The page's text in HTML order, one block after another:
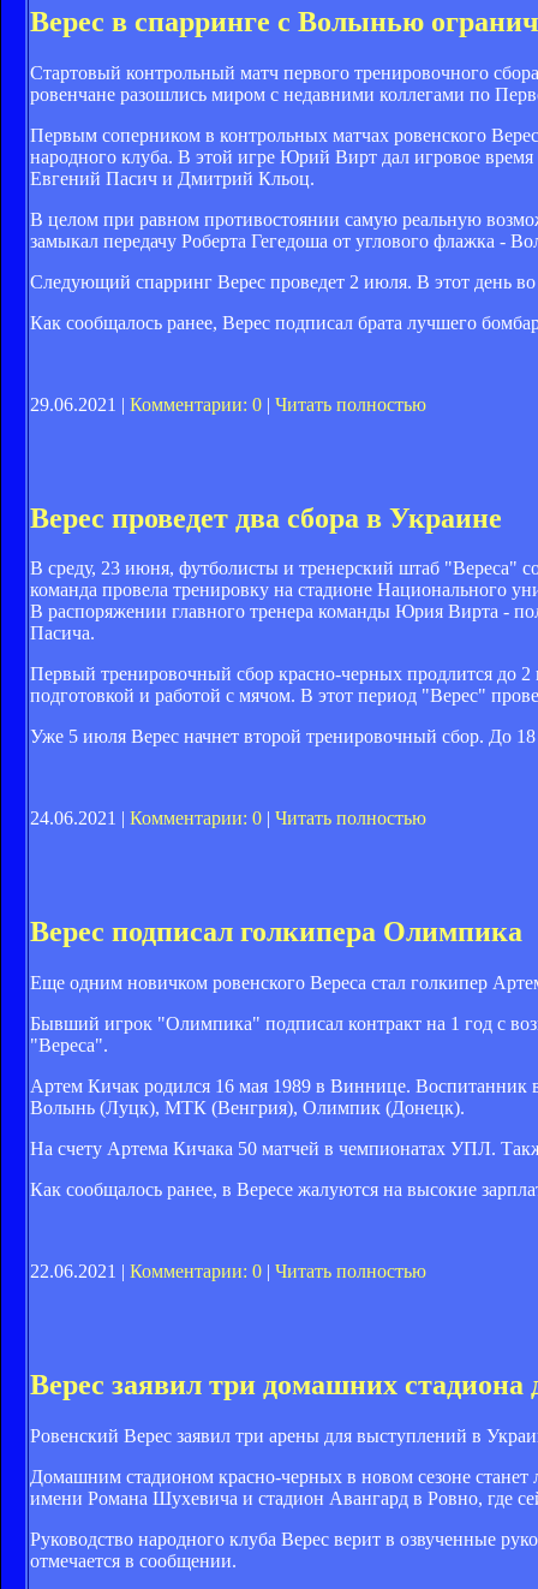
Верес в спарринге с Волынью
Стартовый контрольный матч первого тренировочного
ровенчане разошлись миром с недавними коллегами по
Первым соперником в контрольных матчах ровенского
народного клуба. В этой игре Юрий Вирт дал игровое
Евгений Пасич и Дмитрий Кльоц.
В целом при равном противостоянии самую реальную
замыкал передачу Роберта Гегедоша от углового флажка -
Следующий спарринг Верес проведет 2 июля. В этот день
Как сообщалось ранее, Верес подписал брата лучшего
29.06.2021 | Комментарии: 0 | Читать полностью
Верес проведет два сбора в Украине
В среду, 23 июня, футболисты и тренерский штаб "Вереса"
команда провела тренировку на стадионе Национального
В распоряжении главного тренера команды Юрия Вирта -
Пасича.
Первый тренировочный сбор красно-черных продлится до 2
подготовкой и работой с мячом. В этот период "Верес"
Уже 5 июля Верес начнет второй тренировочный сбор. До
24.06.2021 | Комментарии: 0 Читать полностью
Верес подписал голкипера Олимпика
Еще одним новичком ровенского Вереса стал голкипер
Бывший игрок "Олимпика" подписал контракт на 1 год с
"Вереса".
Артем Кичак родился 16 мая 1989 в Виннице.
Волынь (Луцк), МТК (Венгрия), Олимпик (Донецк).
На счету Артема Кичака 50 матчей в чемпионатах УПЛ.
Как сообщалось ранее, в Вересе жалуются на высокие
22.06.2021 | Комментарии: 0 | Читать полностью
Верес заявил три домашних
Ровенский Верес заявил три арены для выступлений в
Домашним стадионом красно-черных в новом сезоне станет
имени Романа Шухевича и стадион Авангард в Ровно, где
Руководство народного клуба Верес верит в озвученные
отмечается в сообщении.